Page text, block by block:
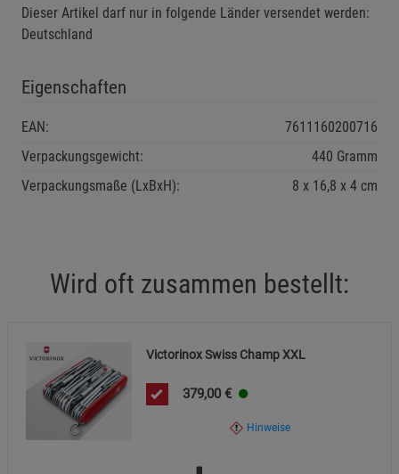
Werkzeuge regelmäßig auf festen Sitz und
Funktionsfähigkeit prüfen.
wegführen, nicht unter Zwang arbeiten.
Dieser Artikel darf nur in folgende Länder versendet werden:
Deutschland
Eigenschaften
EAN:
7611160200716
Verpackungsgewicht:
440 Gramm
Verpackungsmaße (LxBxH):
8 16,8 4 cm
Wird oft zusammen bestellt:
Victorinox Swiss Champ XXL
379,00 €
Hinweise